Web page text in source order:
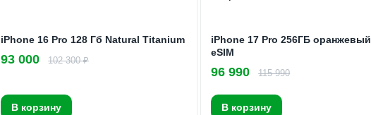
iPhone 16 Pro 128 Гб Natural Titanium
93 000 102 300 ₽
В корзину
iPhone 17 Pro 256ГБ оранжевый
eSIM
96 990 115 990
В корзину